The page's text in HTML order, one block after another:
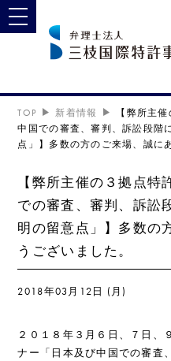
toggle navigation
TOP 新着情報
【弊所主
中国での審査、審判、訴訟段階
点」】多数の方のご来場、誠に
【弊所主催の３拠点
での審査、審判、訴訟
明の留意点」】多数の
うございました。
2018年03月12日 (月)
２０１８年３月６日、７日
ナー「日本及び中国での審査